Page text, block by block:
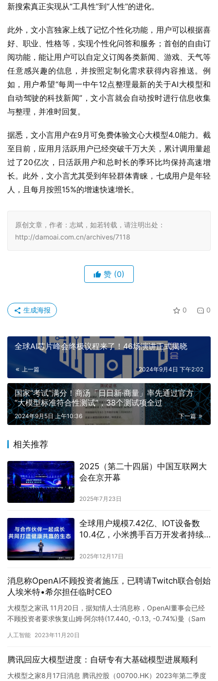
新搜索真正实现从“工具性”到“人性”的进化。
此外，文小言独家上线了记忆个性化功能，用户可以根据喜
好、职业、性格等，实现个性化问答和服务；首创的自由订
阅功能，能让用户可以自定义订阅各类新闻、游戏、天气等
任意感兴趣的信息，并按照定制化需求获得内容推送。例
如，用户希望“每周一中午12点整理最新的关于AI大模型和
自动驾驶的科技新闻”，文小言就会自动按时进行信息收集
与整理，并准时回复。
据悉，文小言用户在9月可免费体验文心大模型4.0能力。截
至目前，应用月活跃用户已经突破千万大关，累计调用量超
过了20亿次，日活跃用户和总时长的季环比均保持高速增
长。此外，文小言尤其受到年轻群体青睐，七成用户是年轻
人，且每月按照15%的增速快速增长。
原创文章，作者：志斌，如若转载，请注明出处：
http://damoai.com.cn/archives/7118
赞 (0)
0 0
生成海报
全球AI芯片峰会终极议程来了！46场演讲正式揭晓
上一篇 2024年9月4日 下午2:02
国家“考试”满分！商汤「日日新·商量」率先通过官方
“大模型标准符合性测试”，38个测试项全过
下一篇
2024年9月5日 上午10:36
相关推荐
2025（第二十四届）中国互联网大
会在京开幕
2025年7月23日
全球用户规模7.42亿、IOT设备数
10.4亿，小米携手百万开发者持续
2025年12月17日
消息称OpenAI不顾投资者施压，已聘请Twitch联合创始
人埃米特•希尔担任临时CEO
大模型之家讯 11月20日，据知情人士消息称，OpenAI董事会已经
不顾投资者要求恢复山姆·阿尔特(17.440, -0.13, -0.74%)曼（Sam
人工智能 2023年11月20日
腾讯回应大模型进度：自研专有大基础模型进展顺利
大模型之家8月17日消息 腾讯控股（00700.HK）2023年第二季度